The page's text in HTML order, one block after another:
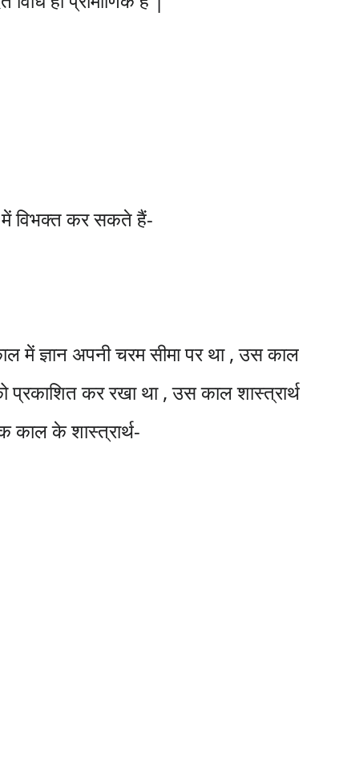
में विभक्त कर सकते हैं-
में ज्ञान अपनी चरम सीमा पर था , उस काल
प्रकाशित कर रखा था , उस काल शास्त्रार्थ
काल के शास्त्रार्थ-